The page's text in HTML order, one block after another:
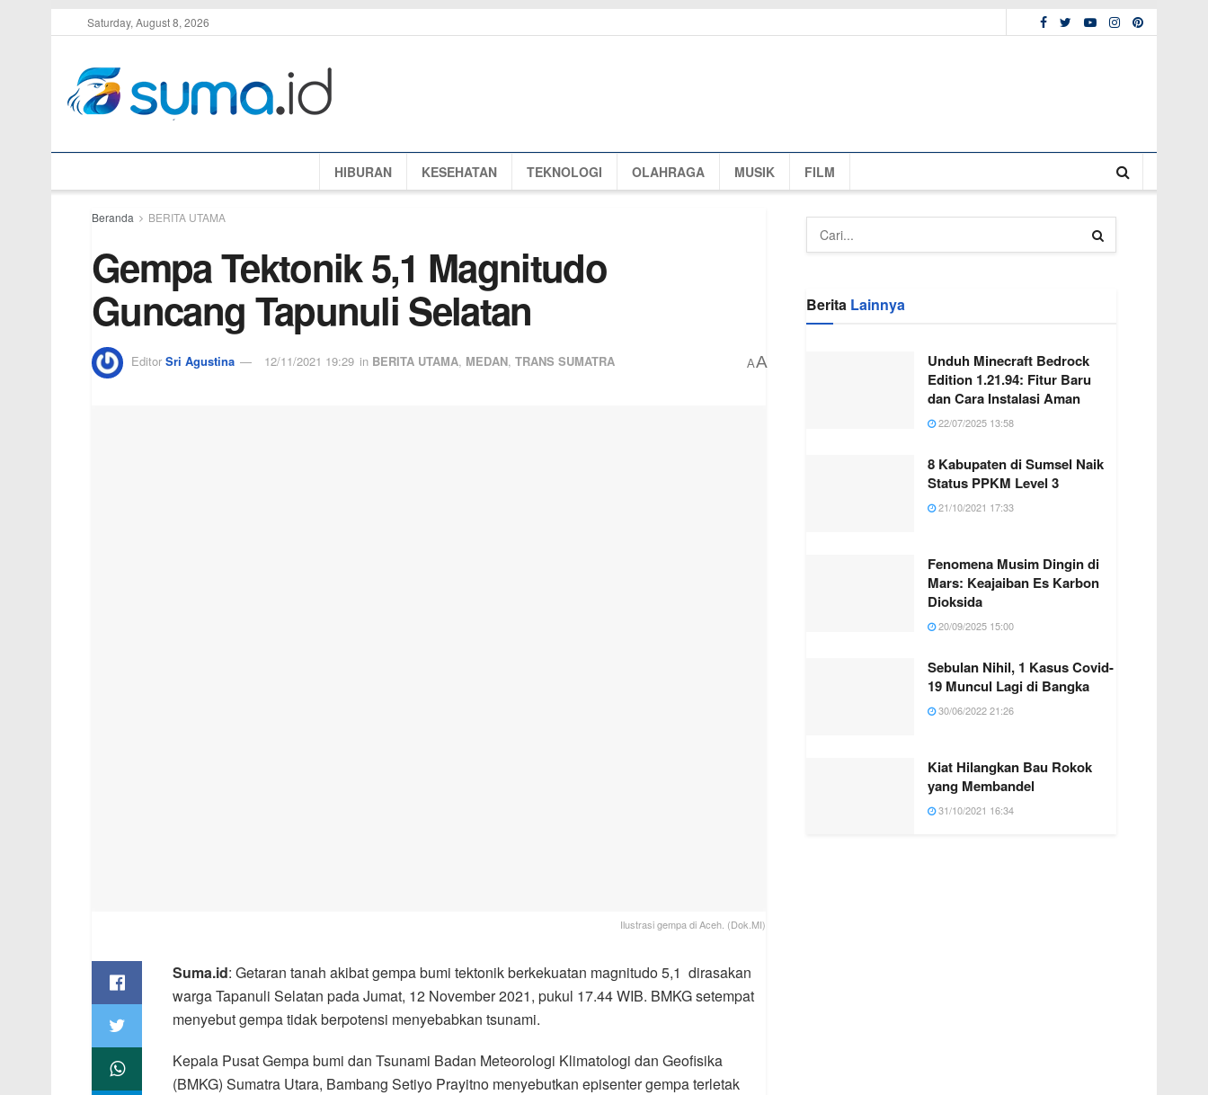
Saturday, August 8, 2026
HIBURAN KESEHATAN TEKNOLOGI OLAHRAGA MUSIK FILM
Beranda BERITA UTAMA
Gempa Tektonik 5,1 Magnitudo
Guncang Tapunuli Selatan
Editor Sri Agustina 12/11/2021 19:29 in BERITA UTAMA, MEDAN, TRANS SUMATRA AA
Ilustrasi gempa di Aceh. (Dok.MI)
Suma.id: Getaran tanah akibat gempa bumi tektonik berkekuatan magnitudo 5,1 dirasakan
warga Tapanuli Selatan pada Jumat, 12 November 2021, pukul 17.44 WIB. BMKG setempat
menyebut gempa tidak berpotensi menyebabkan tsunami.
Kepala Pusat Gempa bumi dan Tsunami Badan Meteorologi Klimatologi dan Geofisika
(BMKG) Sumatra Utara, Bambang Setiyo Prayitno menyebutkan episenter gempa terletak
Berita Lainnya
Unduh Minecraft Bedrock
Edition 1.21.94: Fitur Baru
dan Cara Instalasi Aman
22/07/2025 13:58
8 Kabupaten di Sumsel Naik
Status PPKM Level 3
21/10/2021 17:33
Fenomena Musim Dingin di
Mars: Keajaiban Es Karbon
Dioksida
20/09/2025 15:00
Sebulan Nihil, 1 Kasus Covid-
19 Muncul Lagi di Bangka
30/06/2022 21:26
Kiat Hilangkan Bau Rokok
yang Membandel
31/10/2021 16:34